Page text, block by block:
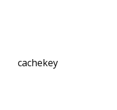
cachekey